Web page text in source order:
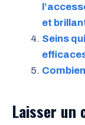
et
Seins
Laisser un